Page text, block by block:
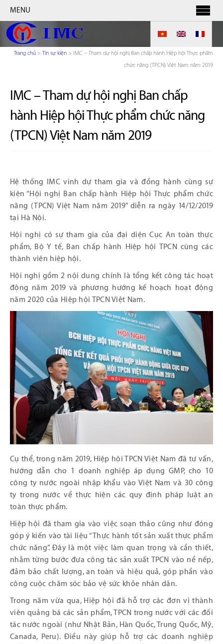
MENU
Trang chủ > Tin sự kiện > IMC – Tham dự hội nghị Ban chấp hành Hiệp hội Thực phẩm
chức năng (TPCN) Việt Nam năm 2019
IMC – Tham dự hội nghị Ban chấp
hành Hiệp hội Thực phẩm chức năng
(TPCN) Việt Nam năm 2019
Hệ thống IMC vinh dự tham gia và đồng hành cùng sự
kiện “Hội nghị Ban chấp hành Hiệp hội Thực phẩm chức
năng (TPCN) Việt Nam năm 2019” diễn ra ngày 14/12/2019
tại Hà Nội.
Hội nghị có sự tham gia của đại diện Cục An toàn thực
phẩm, Bộ Y tế, Ban chấp hành Hiệp hội TPCN cùng các
thành viên hiệp hội.
Hội nghị gồm 2 nội dung chính là tổng kết công tác hoạt
động năm 2019 và phương hướng kế hoạch hoạt động
năm 2020 của Hiệp hội TPCN Việt Nam.
Cụ thể, trong năm 2019, Hiệp hội TPCN Việt Nam đã tư vấn,
hướng dẫn cho 1 doanh nghiệp áp dụng GMP, cho 10
công ty nước ngoài nhập khẩu vào Việt Nam và 30 công
ty trong nước về thực hiện các quy định pháp luật an
toàn thực phẩm.
Hiệp hội đã tham gia vào việc soạn thảo cũng như đóng
góp ý kiến vào tài liệu “Thực hành tốt sản xuất thực phẩm
chức năng”. Đây là một việc làm quan trọng và cần thiết,
nhằm từng bước đưa công tác sản xuất TPCN vào nề nếp,
đảm bảo chất lượng, an toàn và hiệu quả, góp phần vào
công cuộc chăm sóc bảo vệ sức khỏe nhân dân.
Trong năm vừa qua, Hiệp hội đã hỗ trợ các đơn vị thành
viên quảng bá các sản phẩm, TPCN trong nước với các đối
tác nước ngoài (như Nhật Bản, Hàn Quốc, Trung Quốc, Mỹ,
Canada, Peru). Điều này giúp hỗ trợ các doanh nghiệp